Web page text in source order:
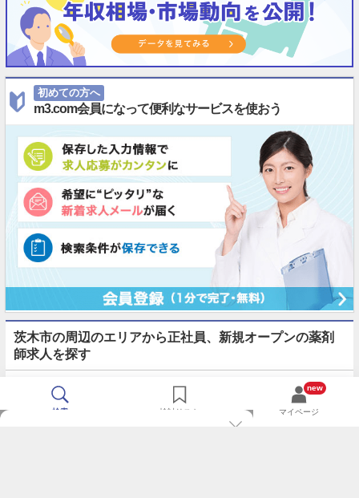
初めての方へ
m3.com会員になって便利なサービスを使おう
茨木市の周辺のエリアから正社員、新規オープンの薬剤
師求人を探す
守口市 八尾市 富田林市
検索 検討リスト
new
マイページ